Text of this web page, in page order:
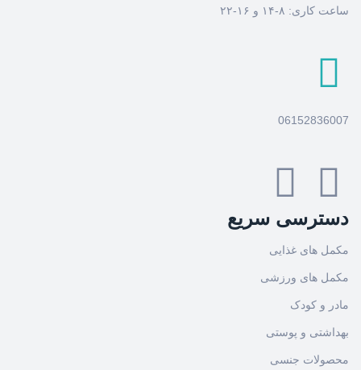
ساعت کاری: ۸-۱۴ و ۱۶-۲۲
06152836007
دسترسی سریع
مکمل های غذایی
مکمل های ورزشی
مادر و کودک
بهداشتی و پوستی
محصولات جنسی